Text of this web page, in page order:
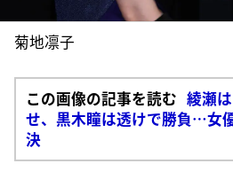
菊地凛子
この画像の記事を読む 綾瀬
せ、黒木瞳は透けで勝負…女
決